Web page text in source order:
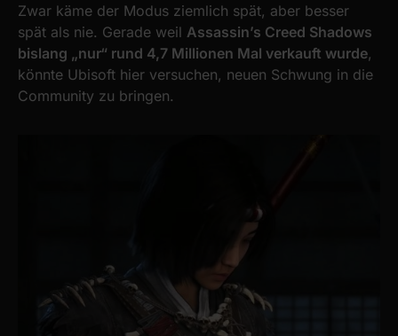
Zwar käme der Modus ziemlich spät, aber besser
spät als nie. Gerade weil Assassin’s Creed Shadows
bislang „nur“ rund 4,7 Millionen Mal verkauft wurde,
könnte Ubisoft hier versuchen, neuen Schwung in die
Community zu bringen.